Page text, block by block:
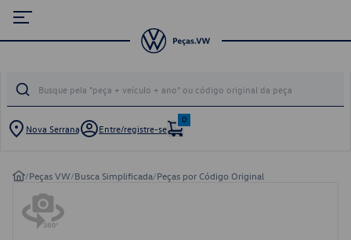
Nova Serrana Entre/registre-se
0
/Peças VW/Busca Simplificada/Peças por Código Original